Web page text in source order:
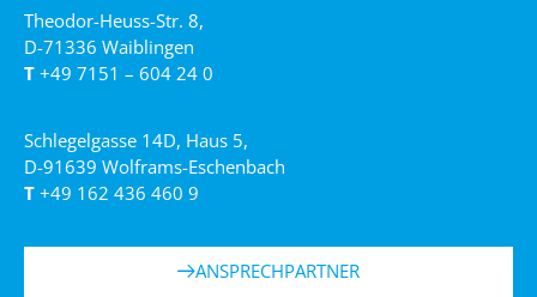
Theodor-Heuss-Str. 8,
D-71336 Waiblingen
T +49 7151 – 604 24 0
Schlegelgasse 14D, Haus 5,
D-91639 Wolframs-Eschenbach
T +49 162 436 460 9
ANSPRECHPARTNER